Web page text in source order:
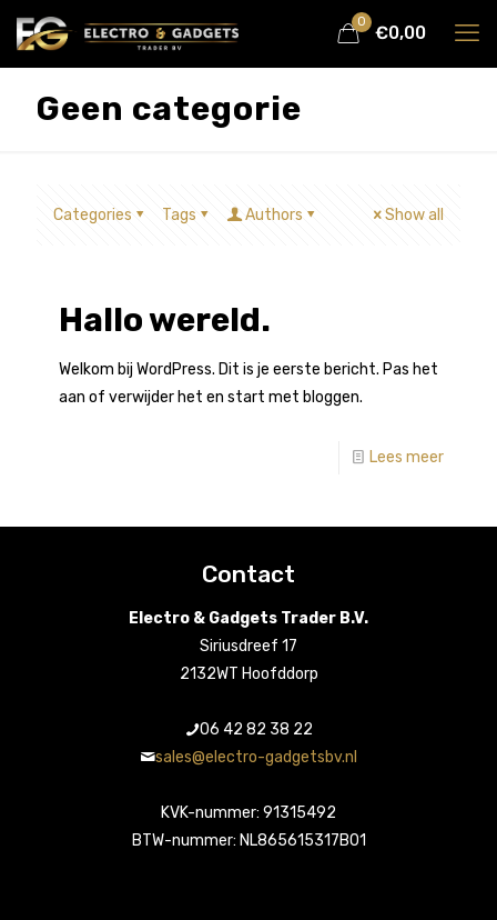
0
€0,00
Geen categorie
Categories Tags Authors Show all
Hallo wereld.
Welkom bij WordPress. Dit is je eerste bericht. Pas het
aan of verwijder het en start met bloggen.
Lees meer
Contact
Electro & Gadgets Trader B.V.
Siriusdreef 17
2132WT Hoofddorp
06 42 82 38 22
sales@electro-gadgetsbv.nl
KVK-nummer: 91315492
BTW-nummer: NL865615317B01